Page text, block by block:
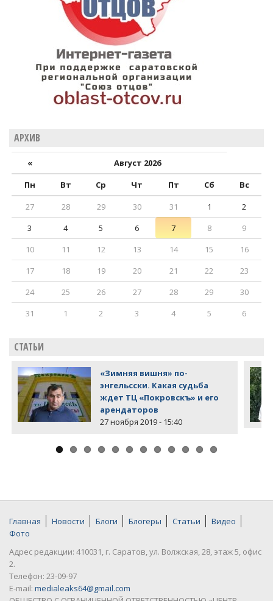
АРХИВ
«
Август 2026
Пн
Вт Ср Чт Пт Сб
Вс
27
28 29 30 31 1
2
3
4 5 6 7 8
9
10
11 12 13 14 15
16
17
18 19 20 21 22
23
24
25 26 27 28 29
30
31
1 2 3 4 5 6
СТАТЬИ
«Зимняя вишня» по-
энгельсски. Какая судьба
ждет ТЦ «Покровскъ» и его
арендаторов
27 ноября 2019 - 15:40
Главная Новости Блоги Блогеры Статьи
Видео
Фото
Адрес редакции: 410031, г. Саратов, ул. Волжская, 28, этаж 5, офис
2.
Телефон: 23-09-97
E-mail: medialeaks64@gmail.com